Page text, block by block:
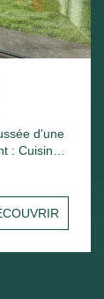
d'une
: Cuisine